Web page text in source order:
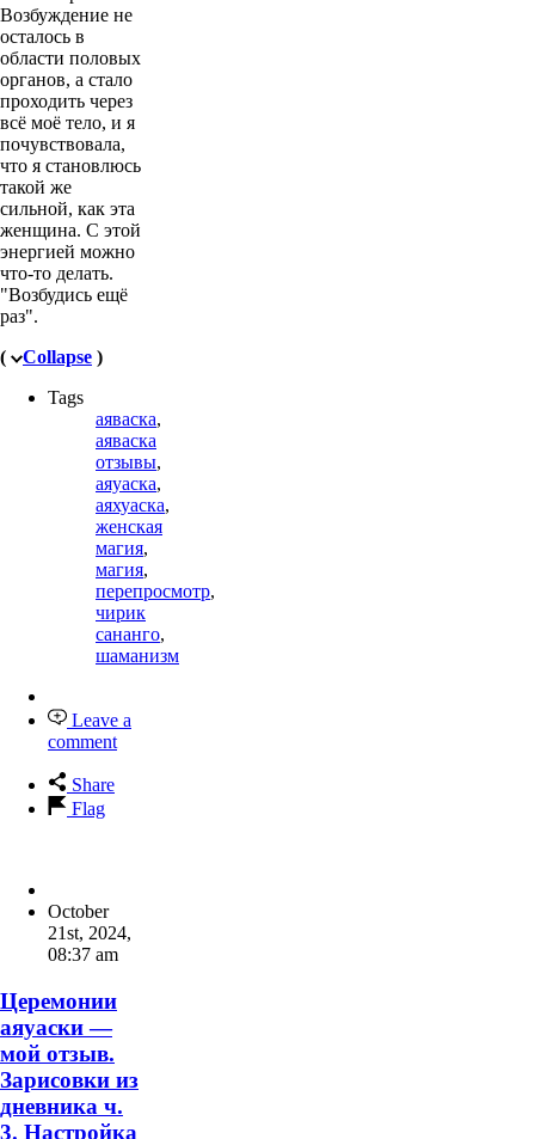
Возбуждение не
осталось в
области половых
органов, а стало
проходить через
всё моё тело, и я
почувствовала,
что я становлюсь
такой же
сильной, как эта
женщина. С этой
энергией можно
что-то делать.
"Возбудись ещё
раз".
(
Collapse )
Tags
аяваска,
аяваска
отзывы,
аяуаска,
аяхуаска,
женская
магия,
магия,
перепросмотр,
чирик
сананго,
шаманизм
Leave a
comment
Share
Flag
October
21st, 2024,
08:37 am
Церемонии
аяуаски —
мой отзыв.
Зарисовки из
дневника ч.
3. Настройка